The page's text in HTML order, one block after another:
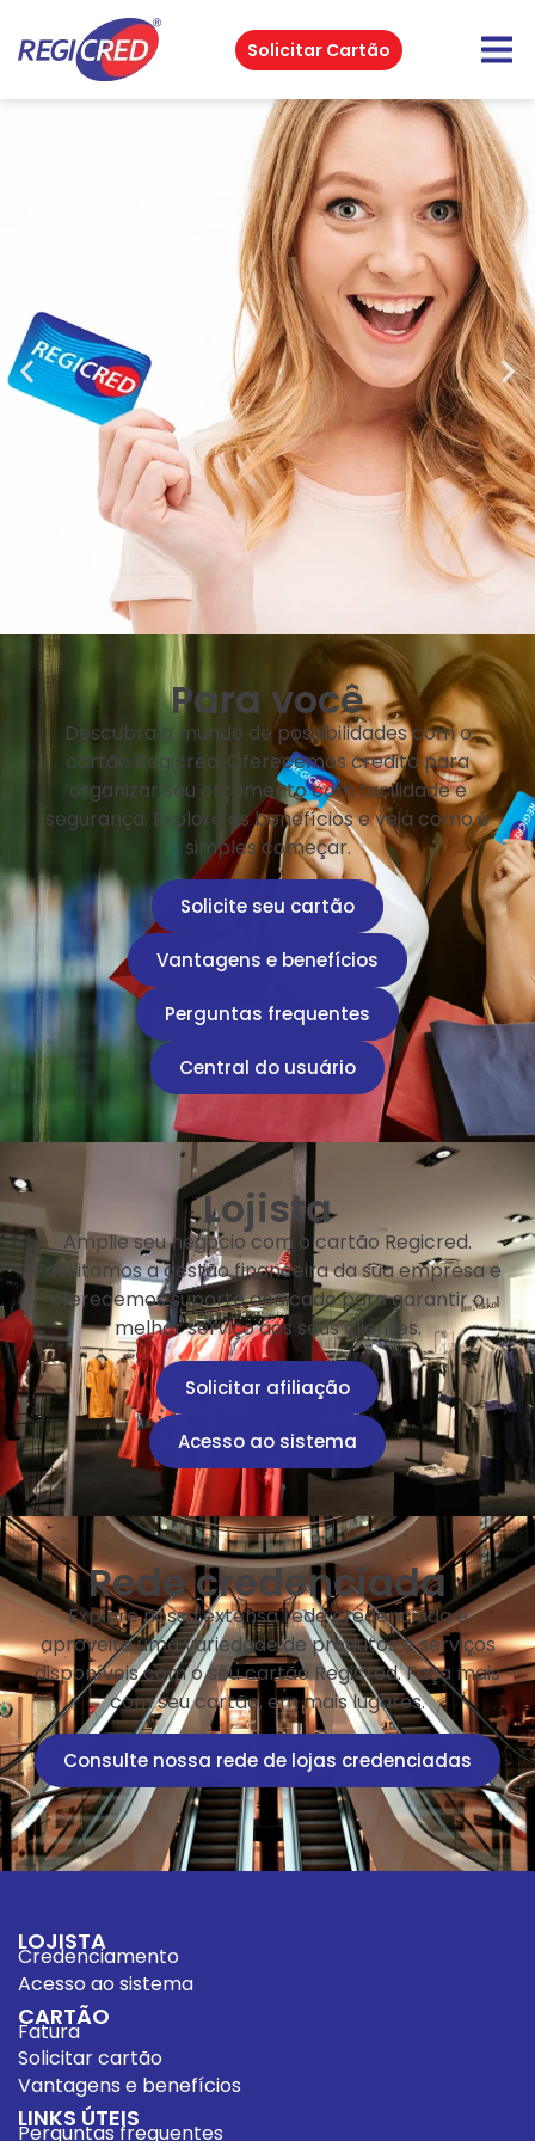
Solicitar Cartão
Para você
Descubra o mundo de possibilidades com o
cartão Regicred. Oferecemos credito para
organizar seu orçamento com facilidade e
segurança. Explore os benefícios e veja como é
simples começar.
Solicite seu cartão
Vantagens e benefícios
Perguntas frequentes
Central do usuário
Lojista
Amplie seu negócio com o cartão Regicred.
Facilitamos a gestão financeira da sua empresa e
oferecemos suporte dedicado para garantir o
melhor serviço aos seus clientes.
Solicitar afiliação
Acesso ao sistema
Rede credenciada
Explore nossa extensa rede credenciada e
aproveite uma variedade de produtos e serviços
disponíveis com o seu cartão Regicred. Faça mais
com seu cartão, em mais lugares.
Consulte nossa rede de lojas credenciadas
LOJISTA
Credenciamento
Acesso ao sistema
CARTÃO
Fatura
Solicitar cartão
Vantagens e benefícios
LINKS ÚTEIS
Perguntas frequentes